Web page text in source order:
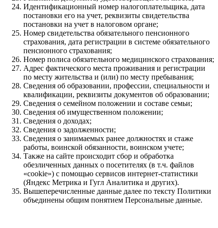
Идентификационный номер налогоплательщика, дата
постановки его на учет, реквизиты свидетельства
постановки на учет в налоговом органе;
Номер свидетельства обязательного пенсионного
страхования, дата регистрации в системе обязательного
пенсионного страхования;
Номер полиса обязательного медицинского страхования;
Адрес фактического места проживания и регистрации
по месту жительства и (или) по месту пребывания;
Сведения об образовании, профессии, специальности и
квалификации, реквизиты документов об образовании;
Сведения о семейном положении и составе семьи;
Сведения об имущественном положении;
Cведения о доходах;
Сведения о задолженности;
Cведения о занимаемых ранее должностях и стаже
работы, воинской обязанности, воинском учете;
Также на сайте происходит сбор и обработка
обезличенных данных о посетителях (в т.ч. файлов
«cookie») с помощью сервисов интернет-статистики
(Яндекс Метрика и Гугл Аналитика и других).
Вышеперечисленные данные далее по тексту Политики
объединены общим понятием Персональные данные.